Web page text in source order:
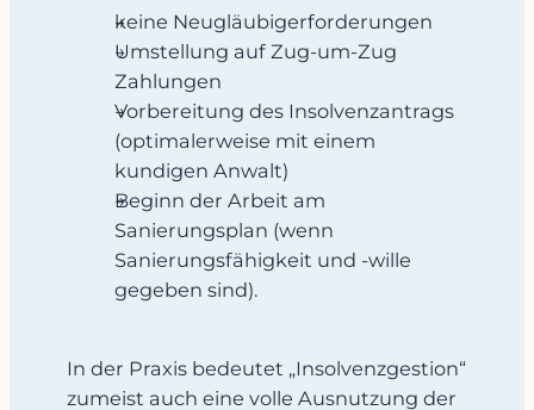
keine Neugläubigerforderungen
Umstellung auf Zug-um-Zug
Zahlungen
Vorbereitung des Insolvenzantrags
(optimalerweise mit einem
kundigen Anwalt)
Beginn der Arbeit am
Sanierungsplan (wenn
Sanierungsfähigkeit und -wille
gegeben sind).
In der Praxis bedeutet „Insolvenzgestion“
zumeist auch eine volle Ausnutzung der